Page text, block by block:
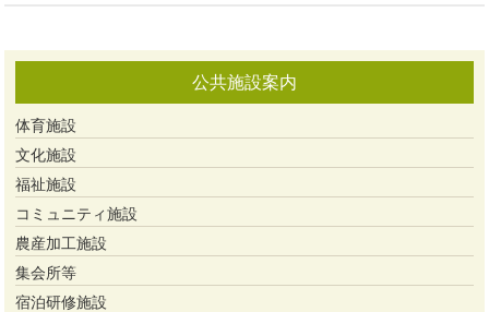
公共施設案内
体育施設
文化施設
福祉施設
コミュニティ施設
農産加工施設
集会所等
宿泊研修施設